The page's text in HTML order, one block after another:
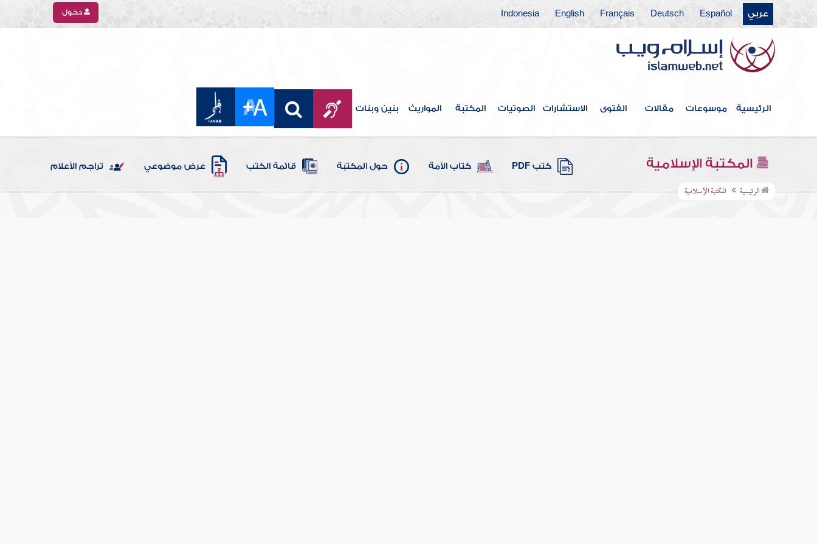
عربي Español
Deutsch
Français
English
Indonesia دخول
الرئيسية موسوعات مقالات الفتوى الاستشارات الصوتيات المكتبة المواريث بنين وبنات
المكتبة الإسلامية كتب PDF كتاب الأمة حول المكتبة قائمة الكتب عرض موضوعي تراجم الأعلام
الرئيسية المكتبة الإسلامية